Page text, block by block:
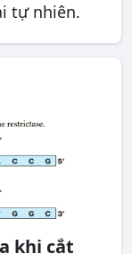
tự nhiên.
khi cắt